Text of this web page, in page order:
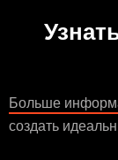
Больше
создать